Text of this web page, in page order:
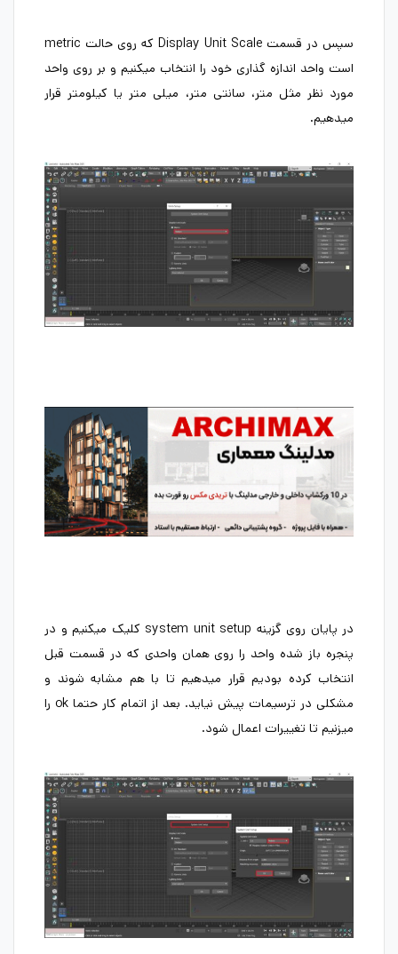
سپس در قسمت Display Unit Scale که روی حالت metric
است واحد اندازه گذاری خود را انتخاب میکنیم و بر روی واحد
مورد نظر مثل متر، سانتی متر، میلی متر یا کیلومتر قرار
میدهیم.
در پایان روی گزینه system unit setup کلیک میکنیم و در
پنجره باز شده واحد را روی همان واحدی که در قسمت قبل
انتخاب کرده بودیم قرار میدهیم تا با هم مشابه شوند و
مشکلی در ترسیمات پیش نیاید. بعد از اتمام کار حتما ok را
میزنیم تا تغییرات اعمال شود.